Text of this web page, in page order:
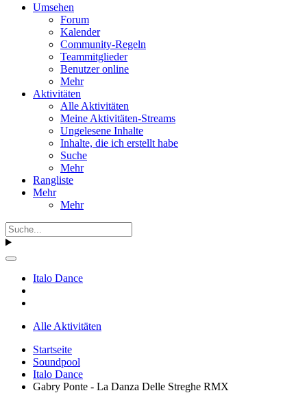
Umsehen
Forum
Kalender
Community-Regeln
Teammitglieder
Benutzer online
Mehr
Aktivitäten
Alle Aktivitäten
Meine Aktivitäten-Streams
Ungelesene Inhalte
Inhalte, die ich erstellt habe
Suche
Mehr
Rangliste
Mehr
Mehr
Italo Dance
Alle Aktivitäten
Startseite
Soundpool
Italo Dance
Gabry Ponte - La Danza Delle Streghe RMX